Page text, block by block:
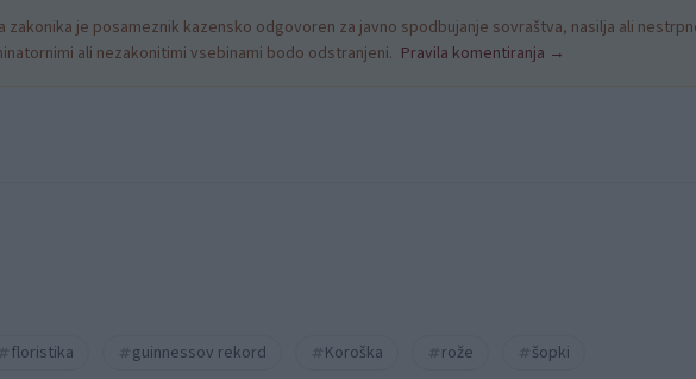
zakonika je posameznik kazensko odgovoren za javno spodbujanje sovraštva, nasilja ali
ali nezakonitimi vsebinami bodo odstranjeni. Pravila komentiranja →
floristika guinnessov rekord Koroška rože šopki